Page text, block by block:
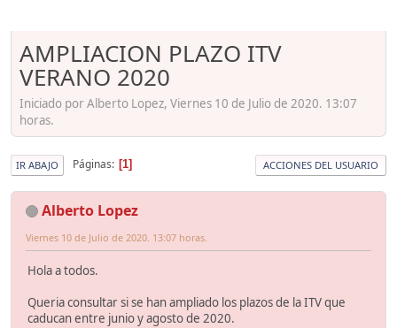
AMPLIACION PLAZO ITV
VERANO 2020
Iniciado por Alberto Lopez, Viernes 10 de Julio de 2020. 13:07
horas.
IR ABAJO Páginas 1 ACCIONES DEL USUARIO
Alberto Lopez
Viernes 10 de Julio de 2020. 13:07 horas.
Hola a todos.
Queria consultar si se han ampliado los plazos de la ITV que
caducan entre junio y agosto de 2020.